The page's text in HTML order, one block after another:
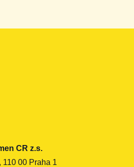
CR z.s.
110 00 Praha 1